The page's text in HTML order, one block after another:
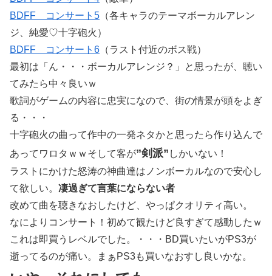
BDFF コンサート5 （各キャラのテーマボーカルアレン
ジ、純愛♡十字砲火）
BDFF コンサート6 （ラスト付近のボス戦）
最初は「ん・・・ボーカルアレンジ？」と思ったが、聴い
てみたら中々良いｗ
歌詞がゲームの内容に忠実になので、街の情景が頭をよぎ
る・・・
十字砲火の曲って作中の一発ネタかと思ったら作り込んで
あってワロタｗｗそして客が”剣派” しかいない！
ラストにかけた怒涛の神曲達はノンボーカルなので安心し
て欲しい。 凄過ぎて言葉にならない者
改めて曲を聴きなおしたけど、やっぱクオリティ高い。
なによりコンサート！初めて観たけど良すぎて感動したｗ
これは即買うレベルでした。・・・BD買いたいがPS3が
逝ってるのが痛い。まぁPS3も買いなおすし良いかな。